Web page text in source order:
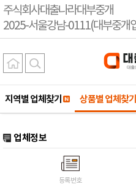
주식회사대출나라대부중개
2025-서울강남-0111(대부중개
지역별 업체찾기 상품별 업체찾기
업체정보
등록번호